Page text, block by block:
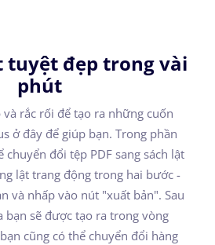
tuyệt đẹp trong vài
phút
và rắc rối để tạo ra những cuốn
ở đây để giúp bạn. Trong phần
chuyển đổi tệp PDF sang sách lật
lật trang động trong hai bước -
và nhấp vào nút "xuất bản". Sau
bạn sẽ được tạo ra trong vòng
cũng có thể chuyển đổi hàng